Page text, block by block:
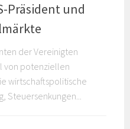
Präsident und
der Vereinigten
von potenziellen
wirtschaftspolitische
Steuersenkungen...